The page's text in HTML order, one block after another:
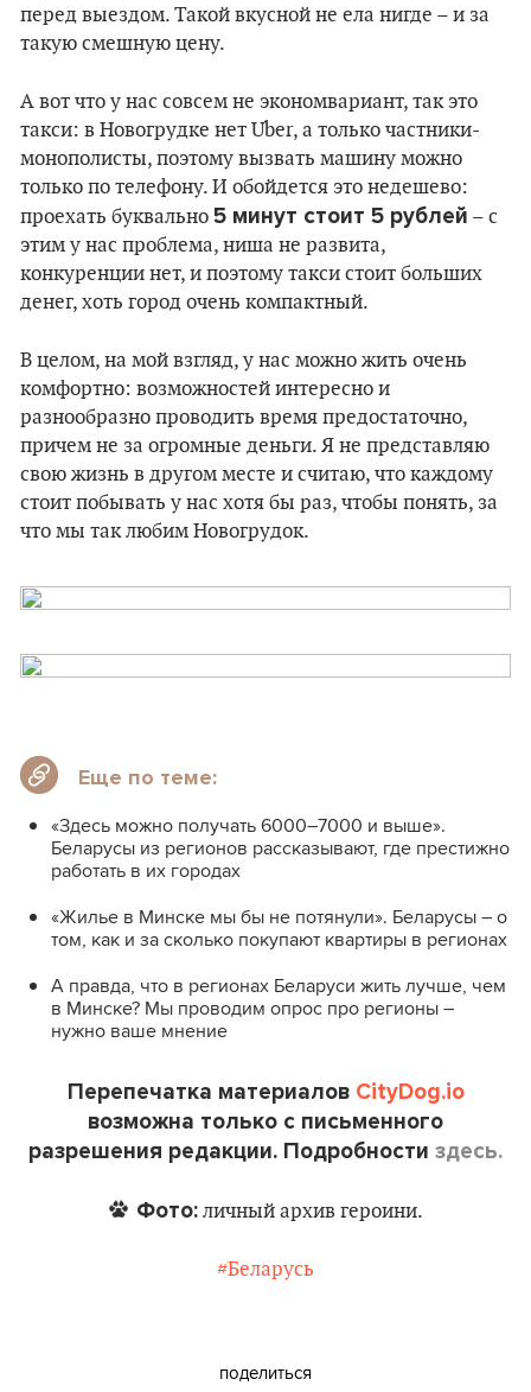
перед выездом. Такой вкусной не ела нигде – и за
такую смешную цену.
А вот что у нас совсем не экономвариант, так это
такси: в Новогрудке нет Uber, а только частники-
монополисты, поэтому вызвать машину можно
только по телефону. И обойдется это недешево:
проехать буквально 5 минут стоит 5 рублей – с
этим у нас проблема, ниша не развита,
конкуренции нет, и поэтому такси стоит больших
денег, хоть город очень компактный.
В целом, на мой взгляд, у нас можно жить очень
комфортно: возможностей интересно и
разнообразно проводить время предостаточно,
причем не за огромные деньги. Я не представляю
свою жизнь в другом месте и считаю, что каждому
стоит побывать у нас хотя бы раз, чтобы понять, за
что мы так любим Новогрудок.
Еще по теме:
«Здесь можно получать 6000–7000 и выше».
Беларусы из регионов рассказывают, где престижно
работать в их городах
«Жилье в Минске мы бы не потянули». Беларусы – о
том, как и за сколько покупают квартиры в регионах
А правда, что в регионах Беларуси жить лучше, чем
в Минске? Мы проводим опрос про регионы –
нужно ваше мнение
Перепечатка материалов CityDog.io
возможна только с письменного
разрешения редакции. Подробности здесь.
Фото:личный архив героини.
#Беларусь
поделиться